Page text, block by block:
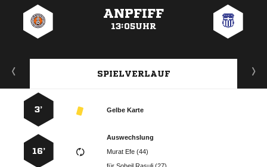
ANPFIFF
13:05UHR
SPIELVERLAUF
Gelbe Karte
3’
Auswechslung
  
16’